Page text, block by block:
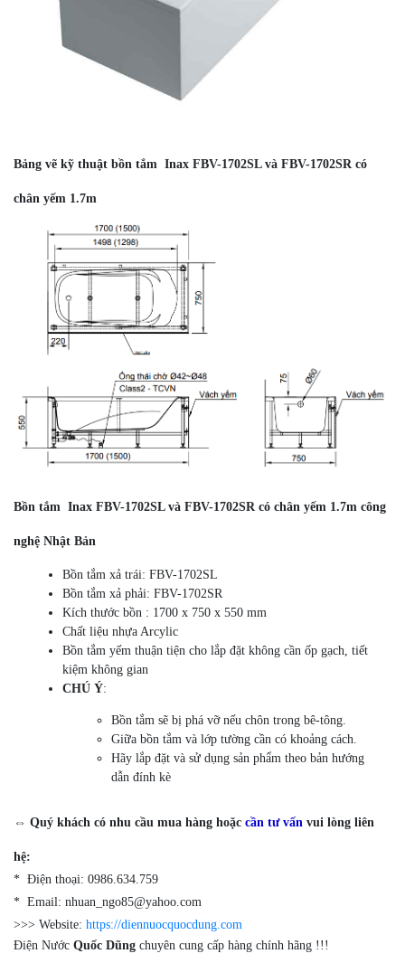
Bảng vẽ kỹ thuật bồn tắm Inax FBV-1702SL và FBV-1702SR có
chân yếm 1.7m
Bồn tắm Inax FBV-1702SL và FBV-1702SR có chân yếm 1.7m công
nghệ Nhật Bản
Bồn tắm xả trái: FBV-1702SL
Bồn tắm xả phải: FBV-1702SR
Kích thước bồn : 1700 x 750 x 550 mm
Chất liệu nhựa Arcylic
Bồn tắm yếm thuận tiện cho lắp đặt không cần ốp gạch, tiết
kiệm không gian
CHÚ Ý:
Bồn tắm sẽ bị phá vỡ nếu chôn trong bê-tông.
Giữa bồn tắm và lớp tường cần có khoảng cách.
Hãy lắp đặt và sử dụng sản phẩm theo bản hướng
dẫn đính kè
⇔ Quý khách có nhu cầu mua hàng hoặc cần tư vấn vui lòng liên
hệ:
* Điện thoại: 0986.634.759
* Email: nhuan_ngo85@yahoo.com
>>> Website: https://diennuocquocdung.com
Điện Nước Quốc Dũng chuyên cung cấp hàng chính hãng !!!